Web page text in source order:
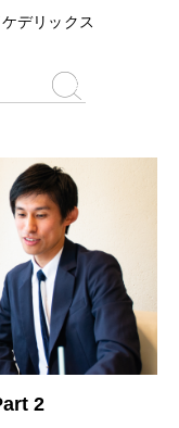
デリックス
2